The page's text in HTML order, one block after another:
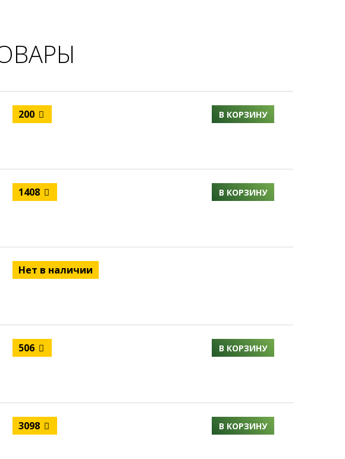
200 В КОРЗИНУ
1408 В КОРЗИНУ
Нет в наличии
506 В КОРЗИНУ
3098 В КОРЗИНУ